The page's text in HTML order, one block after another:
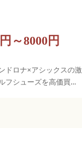
～8000円
ドロナ×アシックスの激
フシューズを高価買